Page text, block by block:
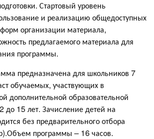
Стартовый уровень
и реализацию общедоступных
организации материала,
предлагаемого материала для
программы.
предназначена для школьников 7
обучаемых, участвующих в
дополнительной образовательной
до 15 лет. Зачисление детей на
без предварительного отбора
программы – 16 часов.